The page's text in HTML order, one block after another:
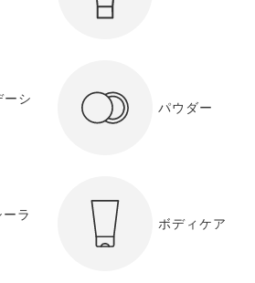
ーシ
パウダー
ラ
ボディケア